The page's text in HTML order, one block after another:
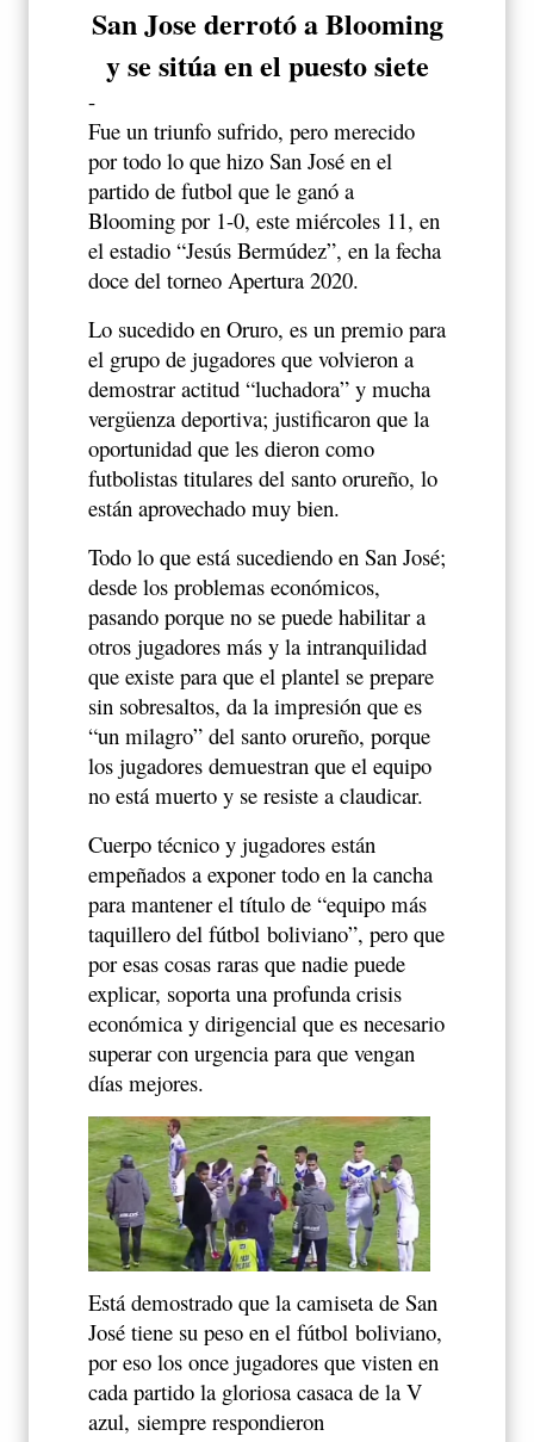
San Jose derrotó a Blooming
y se sitúa en el puesto siete
-
Fue un triunfo sufrido, pero merecido
por todo lo que hizo San José en el
partido de futbol que le ganó a
Blooming por 1-0, este miércoles 11, en
el estadio “Jesús Bermúdez”, en la fecha
doce del torneo Apertura 2020.
Lo sucedido en Oruro, es un premio para
el grupo de jugadores que volvieron a
demostrar actitud “luchadora” y mucha
vergüenza deportiva; justificaron que la
oportunidad que les dieron como
futbolistas titulares del santo orureño, lo
están aprovechado muy bien.
Todo lo que está sucediendo en San José;
desde los problemas económicos,
pasando porque no se puede habilitar a
otros jugadores más y la intranquilidad
que existe para que el plantel se prepare
sin sobresaltos, da la impresión que es
“un milagro” del santo orureño, porque
los jugadores demuestran que el equipo
no está muerto y se resiste a claudicar.
Cuerpo técnico y jugadores están
empeñados a exponer todo en la cancha
para mantener el título de “equipo más
taquillero del fútbol boliviano”, pero que
por esas cosas raras que nadie puede
explicar, soporta una profunda crisis
económica y dirigencial que es necesario
superar con urgencia para que vengan
días mejores.
Está demostrado que la camiseta de San
José tiene su peso en el fútbol boliviano,
por eso los once jugadores que visten en
cada partido la gloriosa casaca de la V
azul, siempre respondieron